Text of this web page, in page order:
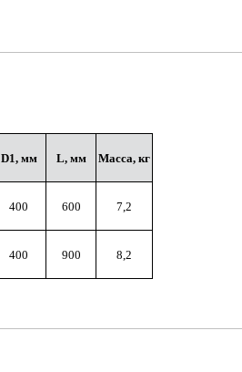
D1, мм L, мм Масса, кг
400 600 7,2
400 900 8,2